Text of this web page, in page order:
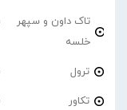
تاک داون و سپهر
خلسه
ترول
تکاور